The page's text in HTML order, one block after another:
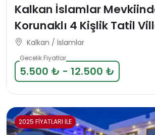
Kalkan İslamlar
Korunaklı 4 Kişlik Tatil
Kalkan / İslamlar
Gecelik Fiyatlar
5.500 ₺ - 12.500 ₺
2025 FİYATLARI İLE